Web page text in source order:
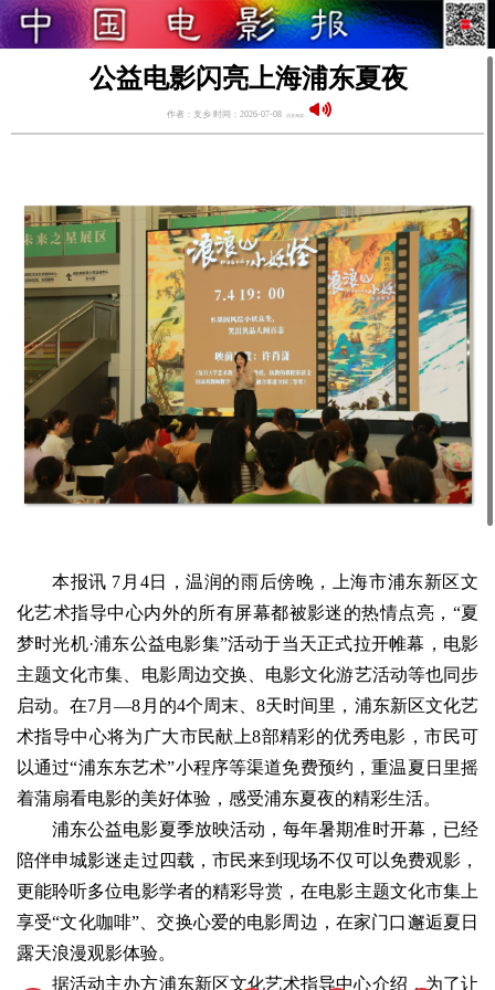
公益电影闪亮上海浦东夏夜
作者：支乡 时间：2026-07-08
本报讯 7月4日，温润的雨后傍晚，上海市浦东新区文
化艺术指导中心内外的所有屏幕都被影迷的热情点亮，“夏
梦时光机·浦东公益电影集”活动于当天正式拉开帷幕，电影
主题文化市集、电影周边交换、电影文化游艺活动等也同步
启动。在7月—8月的4个周末、8天时间里，浦东新区文化艺
术指导中心将为广大市民献上8部精彩的优秀电影，市民可
以通过“浦东东艺术”小程序等渠道免费预约，重温夏日里摇
着蒲扇看电影的美好体验，感受浦东夏夜的精彩生活。
浦东公益电影夏季放映活动，每年暑期准时开幕，已经
陪伴申城影迷走过四载，市民来到现场不仅可以免费观影，
更能聆听多位电影学者的精彩导赏，在电影主题文化市集上
享受“文化咖啡”、交换心爱的电影周边，在家门口邂逅夏日
露天浪漫观影体验。
据活动主办方浦东新区文化艺术指导中心介绍，为了让